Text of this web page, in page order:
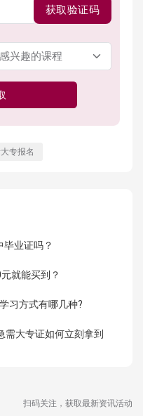
获取验证码
专报名
毕业证吗？
就能买到？
习方式有哪几种?
需大专证如何立刻拿到
扫码关注，获取最新资讯活动